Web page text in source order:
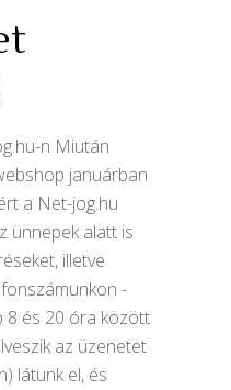
n Miután
januárban
a Net-jog.hu
ünnepek alatt is
illetve
-
8 és 20 óra között
az üzenetet
látunk el, és